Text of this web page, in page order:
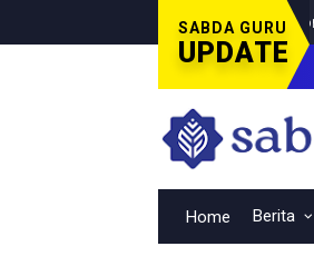
SABDA GURU
UPDATE
Piala Dunia Bersama Dina Lorenza
Home Berita